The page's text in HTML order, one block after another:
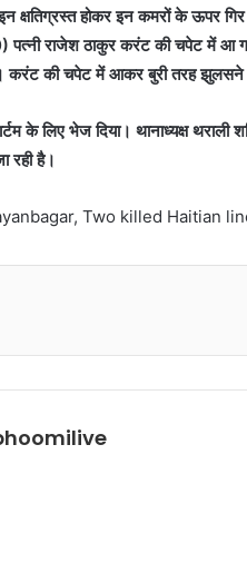
क्षतिग्रस्त होकर इन कमरों के ऊपर
पत्नी राजेश ठाकुर करंट की चपेट में आ
की चपेट में आकर बुरी तरह झुलसने के
के लिए भेज दिया। थानाध्यक्ष थराली
रही है।
Two killed Haitian